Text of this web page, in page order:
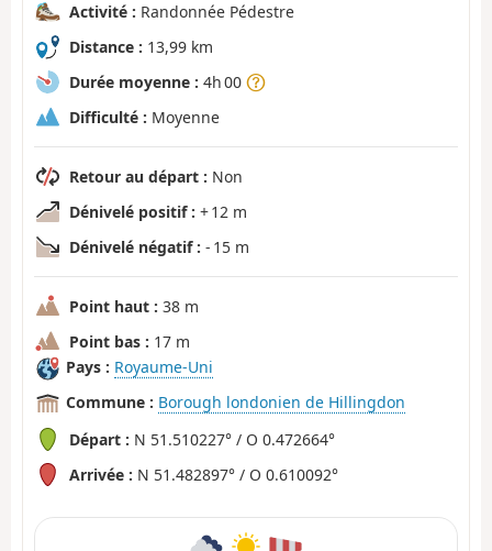
Activité : Randonnée Pédestre
Distance : 13,99 km
Durée moyenne : 4h 00
Difficulté : Moyenne
Retour au départ : Non
Dénivelé positif : + 12 m
Dénivelé négatif : - 15 m
Point haut : 38 m
Point bas : 17 m
Pays : Royaume-Uni
Commune : Borough londonien de Hillingdon
Départ : N 51.510227° / O 0.472664°
Arrivée : N 51.482897° / O 0.610092°